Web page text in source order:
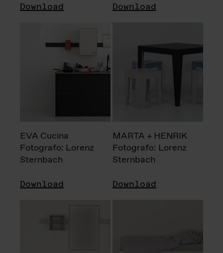
Download Download
EVA Cucina
Fotografo: Lorenz
Sternbach
Download
MARTA + HENRIK
Fotografo: Lorenz
Sternbach
Download